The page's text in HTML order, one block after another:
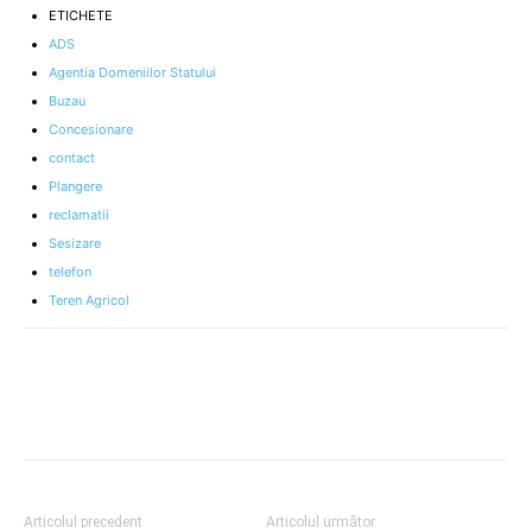
ETICHETE
ADS
Agentia Domeniilor Statului
Buzau
Concesionare
contact
Plangere
reclamatii
Sesizare
telefon
Teren Agricol
Articolul precedent Articolul următor